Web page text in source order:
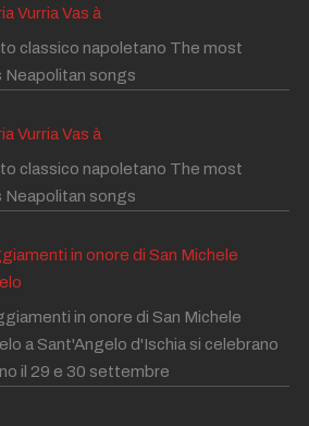
Vurria Vas à
classico napoletano The most
Neapolitan songs
Vurria Vas à
classico napoletano The most
Neapolitan songs
in onore di San Michele
in onore di San Michele
a Sant'Angelo d'Ischia si celebrano
il 29 e 30 settembre